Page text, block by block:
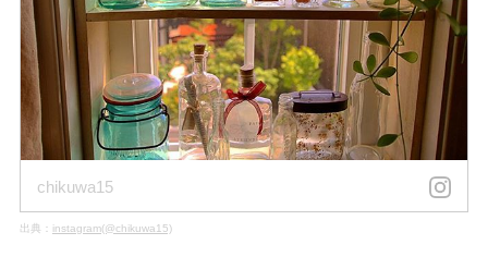
chikuwa15
出典： instagram(@chikuwa15)